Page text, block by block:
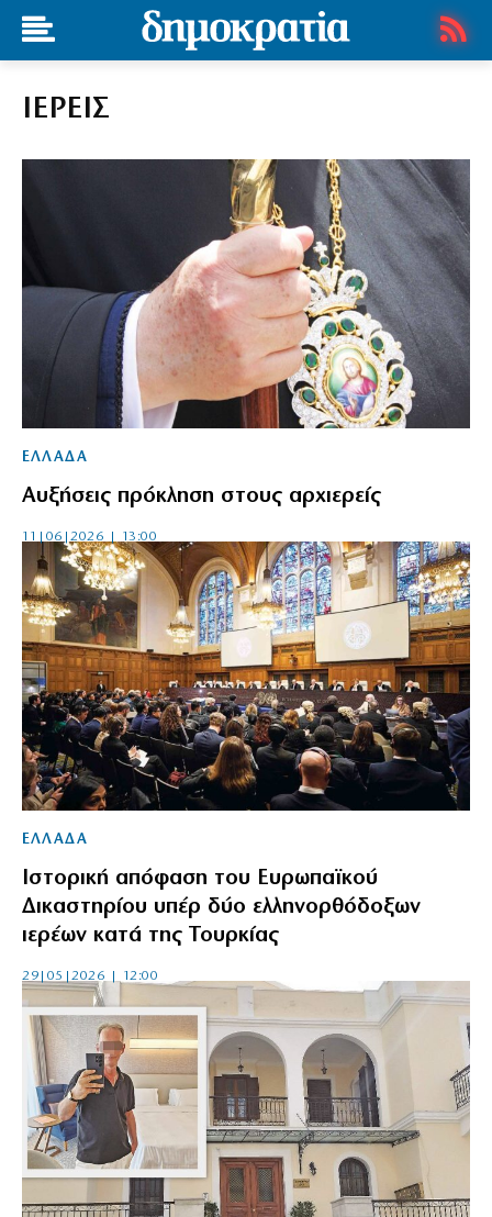
ΙΕΡΕΙΣ
ΕΛΛΑΔΑ
Αυξήσεις πρόκληση στους αρχιερείς
11|06|2026 | 13:00
ΕΛΛΑΔΑ
Ιστορική απόφαση του Ευρωπαϊκού
Δικαστηρίου υπέρ δύο ελληνορθόδοξων
ιερέων κατά της Τουρκίας
29|05|2026 | 12:00